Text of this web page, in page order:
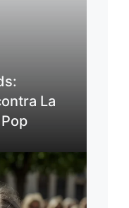
La